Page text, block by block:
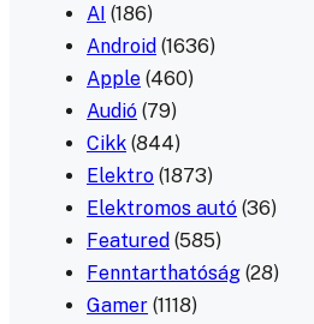
AI (186)
Android (1636)
Apple (460)
Audió (79)
Cikk (844)
Elektro (1873)
Elektromos autó (36)
Featured (585)
Fenntarthatóság (28)
Gamer (1118)